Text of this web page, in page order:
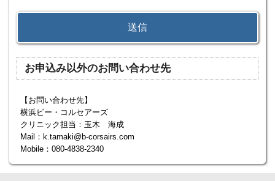
お申込み以外のお問い合わせ先
【お問い合わせ先】
横浜ビー・コルセアーズ
クリニック担当：玉木 海成
Mail：k.tamaki@b-corsairs.com
Mobile：080-4838-2340